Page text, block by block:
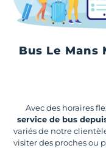
Bus Le Mans
Avec des horaires
service de bus
variés de notre
visiter des proches ou